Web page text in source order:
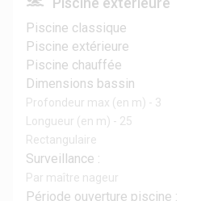
Piscine classique
Piscine extérieure
Piscine chauffée
Dimensions bassin
Profondeur max (en m) - 3
Longueur (en m) - 25
Rectangulaire
Surveillance :
Par maître nageur
Période ouverture piscine :